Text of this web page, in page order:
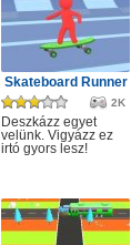
Skateboard Runner
2K
Deszkázz egyet
velünk. Vigyázz ez
irtó gyors lesz!